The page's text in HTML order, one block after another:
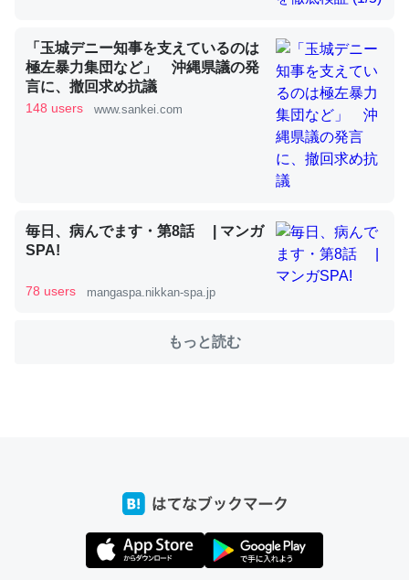
論文では「淡水はカルシウムも酸素も不足してて両方に不
いる鋏角類（カブトガニ・ウミグモ）はカルシウムを使わ
ずキチンを強化してる筈だが、酵素が違うのか？
─ニュース :: 【研究発表】昆虫学の大問題＝「昆虫はなぜ海にいな
いのか」に関する新仮説
これを元に考えるとカルシウムを大量に使う脊椎動物と貝
類は苦労してるんだな…。腹足類だと殻を無くしてナメク
─ニュース :: 【研究発表】昆虫学の大問題＝「昆虫はなぜ海にいな
これ見て生きてるなって分かる。
コミュニケーションが劇的に変化した｜tayorini by LIFULL介護
「玉城デニー知事を支えているのは
極左暴力集団など」 沖縄県議の発
言に、撤回求め抗議
148 users www.sankei.com
毎日、病んでます・第8話 | マンガ
SPA!
78 users mangaspa.nikkan-spa.jp
もっと読む